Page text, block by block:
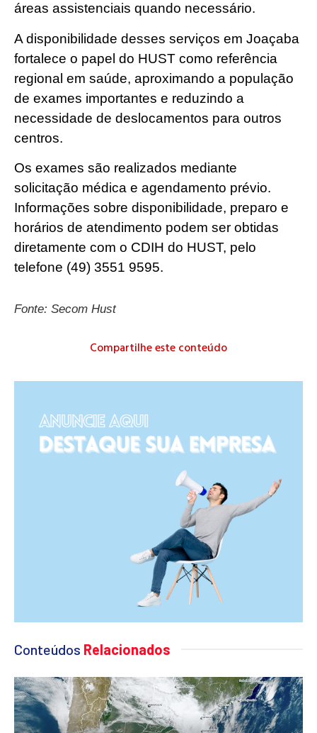
áreas assistenciais quando necessário.
A disponibilidade desses serviços em Joaçaba
fortalece o papel do HUST como referência
regional em saúde, aproximando a população
de exames importantes e reduzindo a
necessidade de deslocamentos para outros
centros.
Os exames são realizados mediante
solicitação médica e agendamento prévio.
Informações sobre disponibilidade, preparo e
horários de atendimento podem ser obtidas
diretamente com o CDIH do HUST, pelo
telefone (49) 3551 9595.
Fonte: Secom Hust
Compartilhe este conteúdo
Conteúdos Relacionados